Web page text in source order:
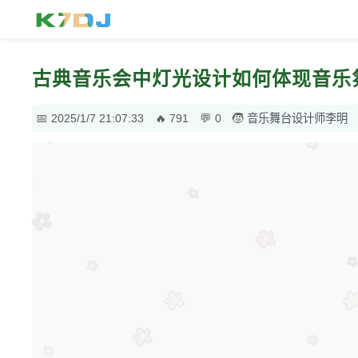
古典音乐会中灯光设计如何体现音乐
2025/1/7 21:07:33 791 0 音乐舞台设计师李明